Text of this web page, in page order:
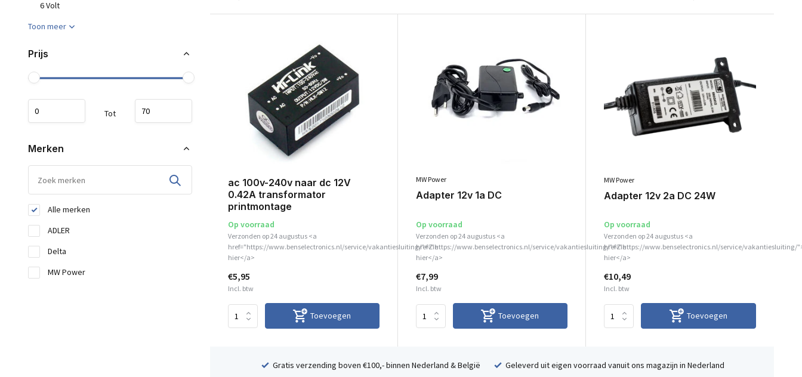
6 Volt
Toon meer
Prijs
Tot
Merken
Alle merken
ADLER
Delta
MW Power
ac 100v-240v naar dc 12V
0.42A transformator
printmontage
Op voorraad
Verzonden op 24 augustus <a
href="https://www.benselectronics.nl/service/vakantiesluiting/">Zie
hier</a>
€5,95
Incl. btw
Toevoegen
MW Power
Adapter 12v 1a DC
Op voorraad
Verzonden op 24 augustus <a
href="https://www.benselectronics.nl/service/vakantiesluiting/">Zie
hier</a>
€7,99
Incl. btw
Toevoegen
MW Power
Adapter 12v 2a DC 24W
Op voorraad
Verzonden op 24 augustus <a
href="https://www.benselectronics.nl/service/vakantiesluiting/
hier</a>
€10,49
Incl. btw
Toevoegen
Gratis verzending boven €100,- binnen Nederland & België Geleverd uit eigen voorraad vanuit ons magazijn in Nederland